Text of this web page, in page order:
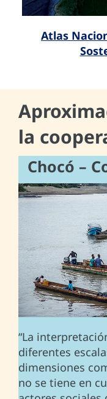
Atlas
la
Chocó –
“La
diferentes
dimensiones
no se tiene en